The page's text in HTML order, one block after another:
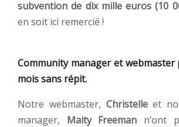
subvention de dix mille euros (10
en soit ici remercié !
Community manager et
mois sans répit.
Notre webmaster, Christelleet
manager, Maity Freeman n’ont